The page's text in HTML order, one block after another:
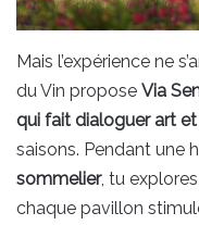
Mais l’expérience ne
du Vin propose Via
qui fait dialoguer art
saisons. Pendant une
sommelier, tu explores
chaque pavillon